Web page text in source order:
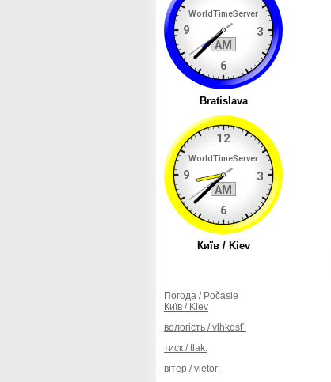
Погода / Počasie
Київ / Kiev
вологість / vlhkosť:
тиск / tlak:
вітер / vietor: